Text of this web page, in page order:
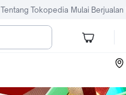
Tentang Tokopedia Mulai Berjualan